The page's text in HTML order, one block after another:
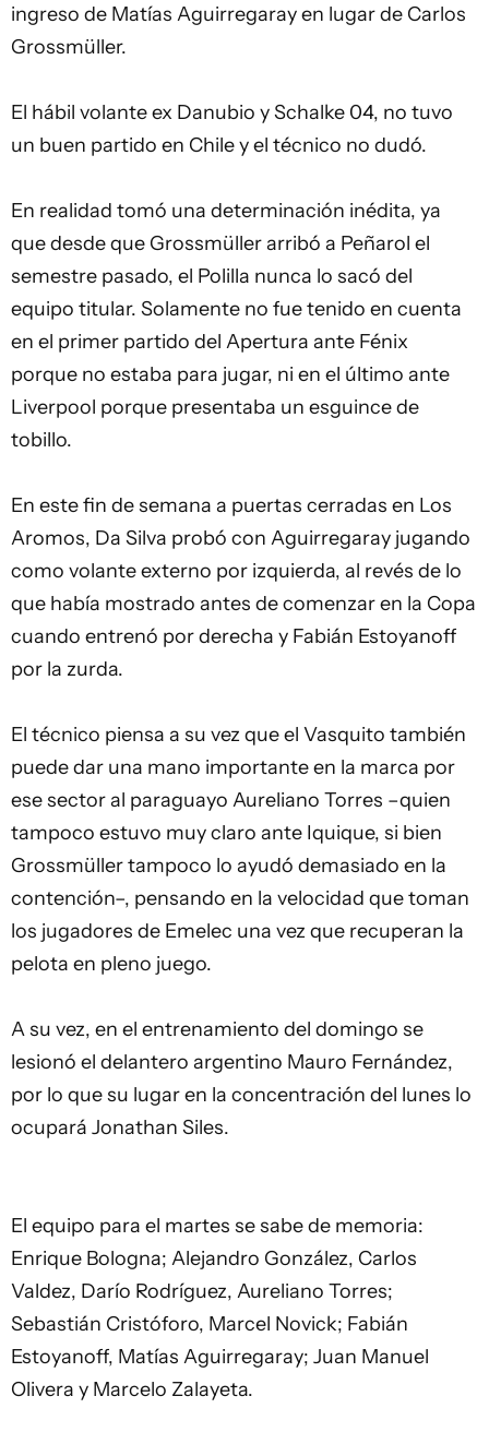
ingreso de Matías Aguirregaray en lugar de Carlos
Grossmüller.
El hábil volante ex Danubio y Schalke 04, no tuvo
un buen partido en Chile y el técnico no dudó.
En realidad tomó una determinación inédita, ya
que desde que Grossmüller arribó a Peñarol el
semestre pasado, el Polilla nunca lo sacó del
equipo titular. Solamente no fue tenido en cuenta
en el primer partido del Apertura ante Fénix
porque no estaba para jugar, ni en el último ante
Liverpool porque presentaba un esguince de
tobillo.
En este fin de semana a puertas cerradas en Los
Aromos, Da Silva probó con Aguirregaray jugando
como volante externo por izquierda, al revés de lo
que había mostrado antes de comenzar en la Copa
cuando entrenó por derecha y Fabián Estoyanoff
por la zurda.
El técnico piensa a su vez que el Vasquito también
puede dar una mano importante en la marca por
ese sector al paraguayo Aureliano Torres –quien
tampoco estuvo muy claro ante Iquique, si bien
Grossmüller tampoco lo ayudó demasiado en la
contención–, pensando en la velocidad que toman
los jugadores de Emelec una vez que recuperan la
pelota en pleno juego.
A su vez, en el entrenamiento del domingo se
lesionó el delantero argentino Mauro Fernández,
por lo que su lugar en la concentración del lunes lo
ocupará Jonathan Siles.
El equipo para el martes se sabe de memoria:
Enrique Bologna; Alejandro González, Carlos
Valdez, Darío Rodríguez, Aureliano Torres;
Sebastián Cristóforo, Marcel Novick; Fabián
Estoyanoff, Matías Aguirregaray; Juan Manuel
Olivera y Marcelo Zalayeta.